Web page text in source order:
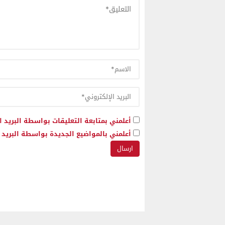
أعلمني بمتابعة التعليقات بواسطة البريد
أعلمني بالمواضيع الجديدة بواسطة البريد